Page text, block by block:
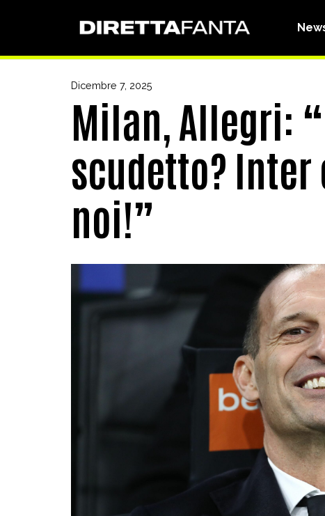
Dicembre 7, 2025
Milan, Allegri:
scudetto? Inter
noi!”